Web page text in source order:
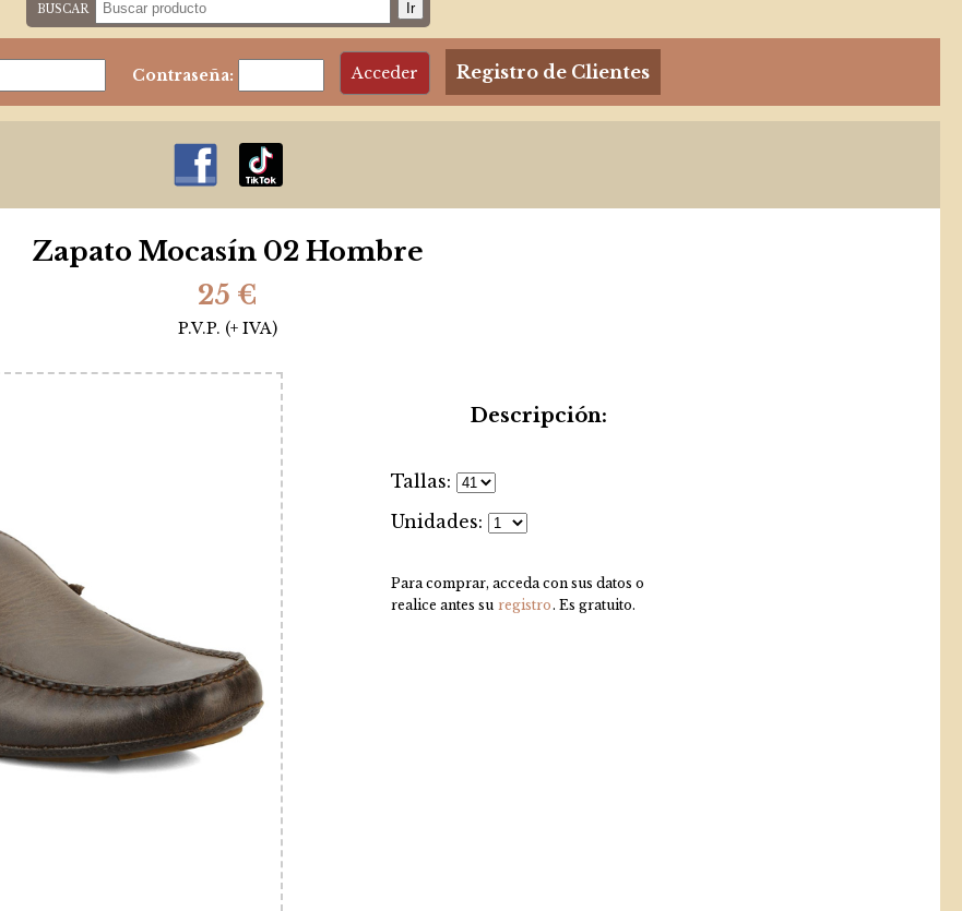
BUSCAR
Contraseña: Registro de Clientes
Zapato Mocasí­n 02 Hombre
25 €
P.V.P. (+ IVA)
Descripción:
Tallas:
Unidades:
Para comprar, acceda con sus datos o
realice antes su registro. Es gratuito.